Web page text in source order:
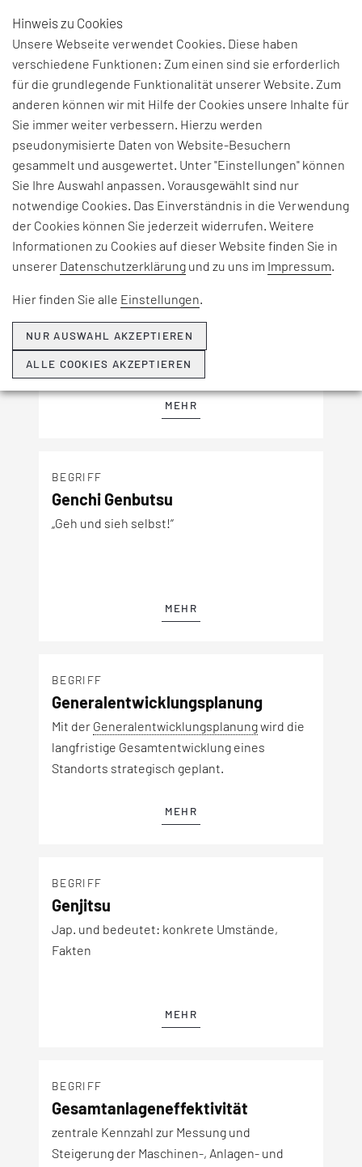
GLOSSAR
A B C D E F G
H
I
J K L M N O P
Q
R
S T U V W X Z
BEGRIFF
Gemba
Ort des Geschehens, Arbeitsplatz im Büro
oder in der Produktion
MEHR
BEGRIFF
Genchi Genbutsu
„Geh und sieh selbst!“
MEHR
BEGRIFF
Generalentwicklungsplanung
Mit der Generalentwicklungsplanungwird die
langfristige Gesamtentwicklung eines
Standorts strategisch geplant.
MEHR
BEGRIFF
Genjitsu
Jap. und bedeutet: konkrete Umstände,
Fakten
MEHR
BEGRIFF
Gesamtanlageneffektivität
zentrale Kennzahl zur Messung und
Steigerung der Maschinen-, Anlagen- und
Hinweis zu Cookies
Unsere Webseite verwendet Cookies. Diese haben
verschiedene Funktionen: Zum einen sind sie erforderlich
für die grundlegende Funktionalität unserer Website. Zum
anderen können wir mit Hilfe der Cookies unsere Inhalte für
Sie immer weiter verbessern. Hierzu werden
pseudonymisierte Daten von Website-Besuchern
gesammelt und ausgewertet. Unter "Einstellungen" können
Sie Ihre Auswahl anpassen. Vorausgewählt sind nur
notwendige Cookies. Das Einverständnis in die Verwendung
der Cookies können Sie jederzeit widerrufen. Weitere
Informationen zu Cookies auf dieser Website finden Sie in
unserer Datenschutzerklärung und zu uns im Impressum.
Hier finden Sie alle Einstellungen.
NUR AUSWAHL AKZEPTIEREN
ALLE COOKIES AKZEPTIEREN